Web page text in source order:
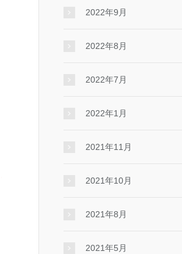
2022年9月
2022年8月
2022年7月
2022年1月
2021年11月
2021年10月
2021年8月
2021年5月